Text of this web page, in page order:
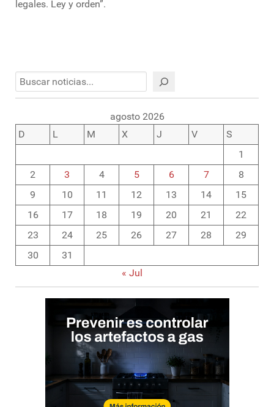
legales. Ley y orden”.
Buscar
agosto 2026
D
L M X J V
S
1
2
3 4 5 6 7
8
9
10 11 12 13 14
15
16
17 18 19 20 21
22
23
24 25 26 27 28
29
30
31
« Jul